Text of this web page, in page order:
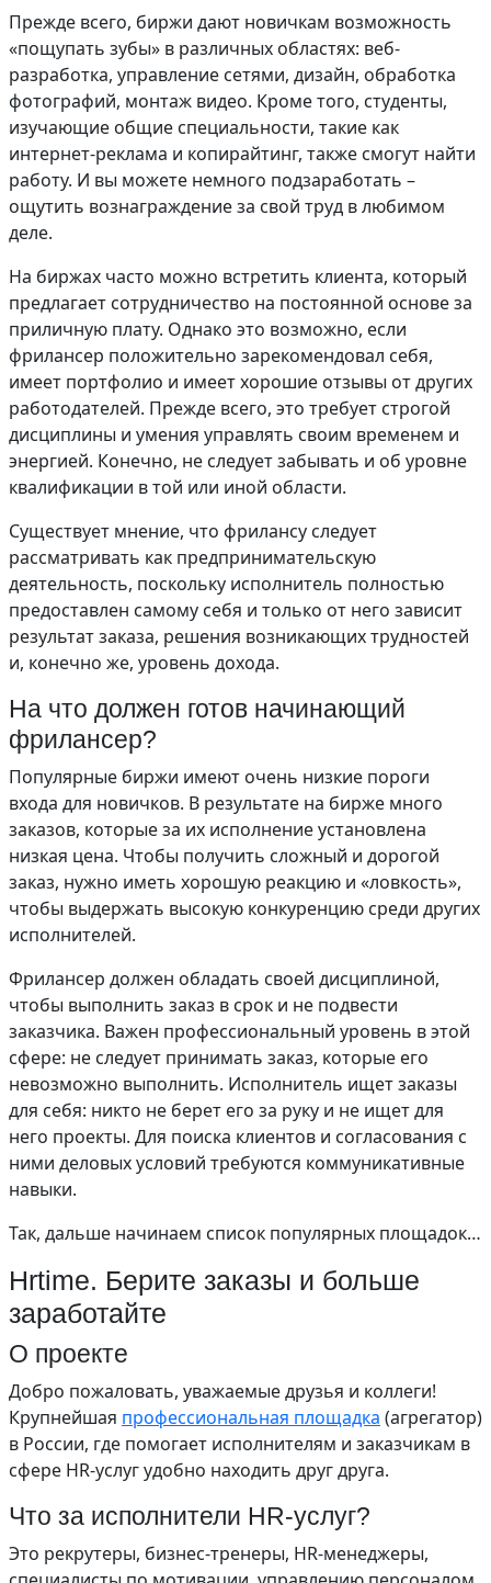
Прежде всего, биржи дают новичкам возможность
«пощупать зубы» в различных областях: веб-
разработка, управление сетями, дизайн, обработка
фотографий, монтаж видео. Кроме того, студенты,
изучающие общие специальности, такие как
интернет-реклама и копирайтинг, также смогут найти
работу. И вы можете немного подзаработать –
ощутить вознаграждение за свой труд в любимом
деле.
На биржах часто можно встретить клиента, который
предлагает сотрудничество на постоянной основе за
приличную плату. Однако это возможно, если
фрилансер положительно зарекомендовал себя,
имеет портфолио и имеет хорошие отзывы от других
работодателей. Прежде всего, это требует строгой
дисциплины и умения управлять своим временем и
энергией. Конечно, не следует забывать и об уровне
квалификации в той или иной области.
Существует мнение, что фрилансу следует
рассматривать как предпринимательскую
деятельность, поскольку исполнитель полностью
предоставлен самому себя и только от него зависит
результат заказа, решения возникающих трудностей
и, конечно же, уровень дохода.
На что должен готов начинающий
фрилансер?
Популярные биржи имеют очень низкие пороги
входа для новичков. В результате на бирже много
заказов, которые за их исполнение установлена
низкая цена. Чтобы получить сложный и дорогой
заказ, нужно иметь хорошую реакцию и «ловкость»,
чтобы выдержать высокую конкуренцию среди других
исполнителей.
Фрилансер должен обладать своей дисциплиной,
чтобы выполнить заказ в срок и не подвести
заказчика. Важен профессиональный уровень в этой
сфере: не следует принимать заказ, которые его
невозможно выполнить. Исполнитель ищет заказы
для себя: никто не берет его за руку и не ищет для
него проекты. Для поиска клиентов и согласования с
ними деловых условий требуются коммуникативные
навыки.
Так, дальше начинаем список популярных площадок…
Hrtime. Берите заказы и больше
заработайте
О проекте
Добро пожаловать, уважаемые друзья и коллеги!
Крупнейшая профессиональная площадка (агрегатор)
в России, где помогает исполнителям и заказчикам в
сфере HR-услуг удобно находить друг друга.
Что за исполнители HR-услуг?
Это рекрутеры, бизнес-тренеры, HR-менеджеры,